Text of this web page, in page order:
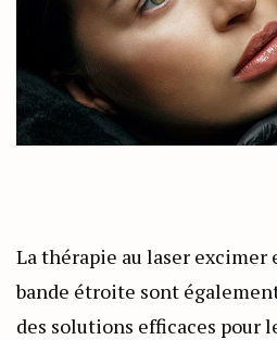
La thérapie au laser
bande étroite sont
des solutions efficaces pour